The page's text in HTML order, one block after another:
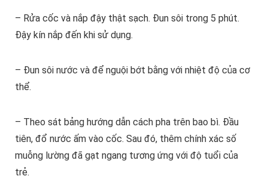
– Rửa cốc và nắp đậy thật sạch. Đun sôi trong 5 phút.
Đậy kín nắp đến khi sử dụng.
– Đun sôi nước và để nguội bớt bằng với nhiệt độ của cơ
thể.
– Theo sát bảng hướng dẫn cách pha trên bao bì. Đầu
tiên, đổ nước ấm vào cốc. Sau đó, thêm chính xác số
muỗng lường đã gạt ngang tương ứng với độ tuổi của
trẻ.